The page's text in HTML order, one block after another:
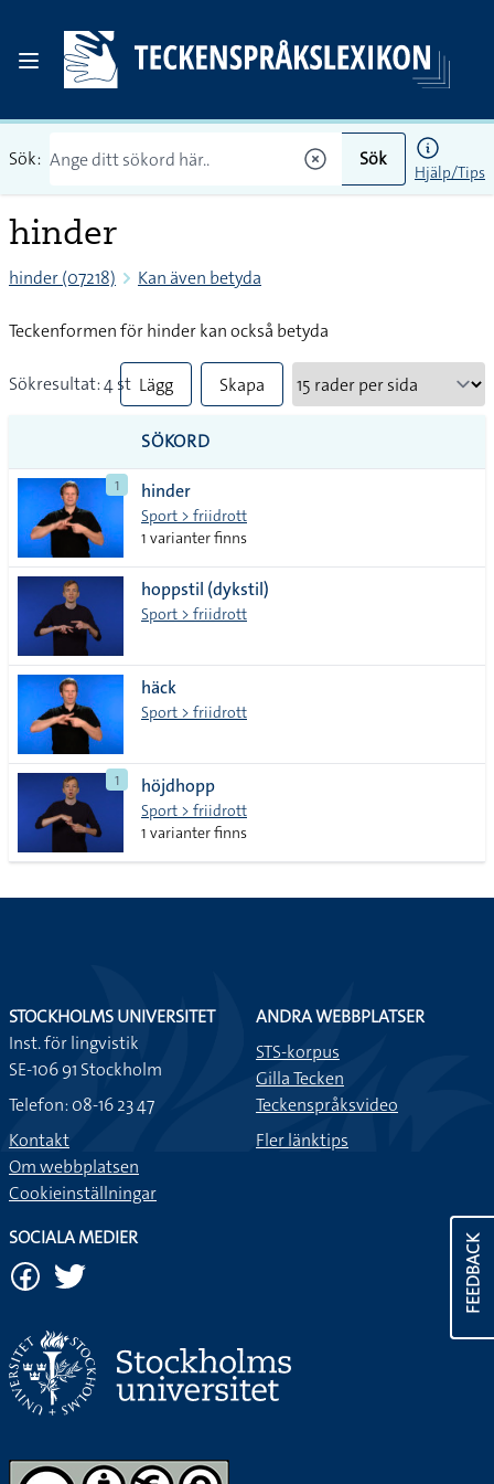
Sök: Sök
Hjälp/Tips
hinder
hinder (07218) Kan även betyda
Teckenformen för hinder kan också betyda
Sökresultat: 4 st Lägg
till
alla i
lista
Skapa
SÖKORD
1 hinder
Sport > friidrott
1 varianter finns
hoppstil (dykstil)
Sport > friidrott
häck
Sport > friidrott
1 höjdhopp
Sport > friidrott
1 varianter finns
FEEDBACK
STOCKHOLMS UNIVERSITET
Inst. för lingvistik
SE-106 91 Stockholm
Telefon: 08-16 23 47
Kontakt
Om webbplatsen
Cookieinställningar
ANDRA WEBBPLATSER
STS-korpus
Gilla Tecken
Teckenspråksvideo
Fler länktips
SOCIALA MEDIER